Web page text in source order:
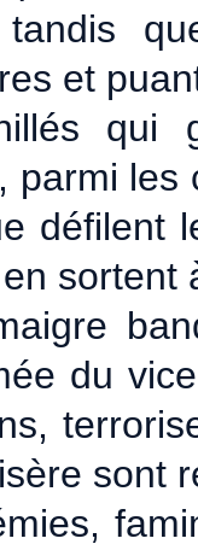
et
parmi
défilent
sortent
du
sont